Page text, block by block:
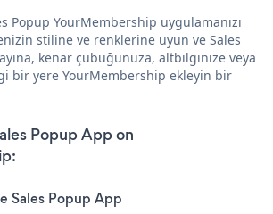
Popup YourMembership uygulamanızı
stiline ve renklerine uyun ve Sales
kenar çubuğunuza, altbilginize veya
bir yere YourMembership ekleyin bir
Popup App on
Sales Popup App